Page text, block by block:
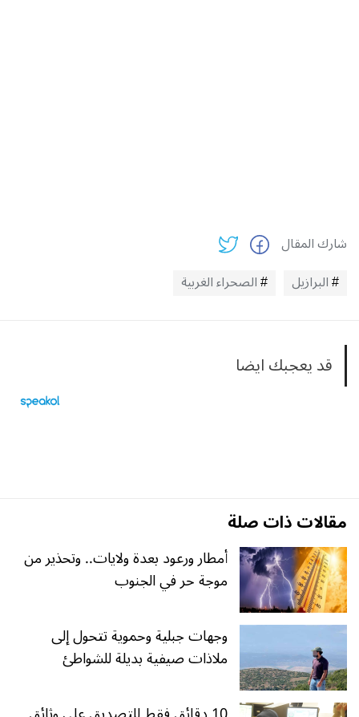
شارك المقال
البرازيل
الصحراء الغربية
قد يعجبك ايضا
مقالات ذات صلة
أمطار ورعود بعدة ولايات.. وتحذير من
موجة حر في الجنوب
وجهات جبلية وحموية تتحول إلى
ملاذات صيفية بديلة للشواطئ